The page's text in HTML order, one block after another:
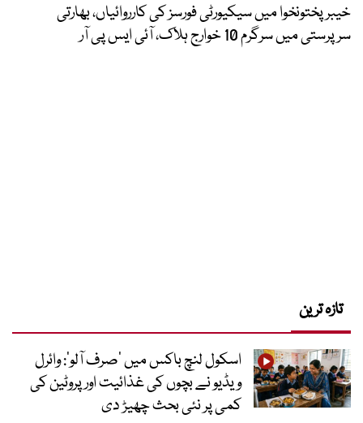
خیبرپختونخوا میں سیکیورٹی فورسز کی کارروائیاں، بھارتی
سرپرستی میں سرگرم 10 خوارج ہلاک، آئی ایس پی آر
تازہ ترین
اسکول لنچ باکس میں ‘صرف آلو’: وائرل
ویڈیو نے بچوں کی غذائیت اور پروٹین کی
کمی پر نئی بحث چھیڑ دی